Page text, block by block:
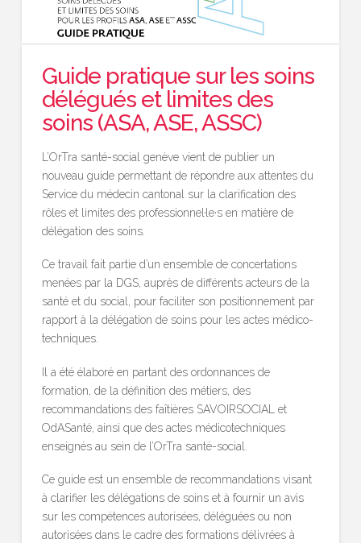
Guide pratique sur les soins
délégués et limites des
soins (ASA, ASE, ASSC)
L’OrTra santé-social genève vient de publier un
nouveau guide permettant de répondre aux attentes du
Service du médecin cantonal sur la clarification des
rôles et limites des professionnel·le·s en matière de
délégation des soins.
Ce travail fait partie d’un ensemble de concertations
menées par la DGS, auprès de différents acteurs de la
santé et du social, pour faciliter son positionnement par
rapport à la délégation de soins pour les actes médico-
techniques.
Il a été élaboré en partant des ordonnances de
formation, de la définition des métiers, des
recommandations des faîtières SAVOIRSOCIAL et
OdASanté, ainsi que des actes médicotechniques
enseignés au sein de l’OrTra santé-social.
Ce guide est un ensemble de recommandations visant
à clarifier les délégations de soins et à fournir un avis
sur les compétences autorisées, déléguées ou non
autorisées dans le cadre des formations délivrées à